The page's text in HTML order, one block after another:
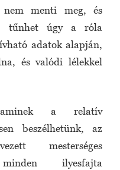
menti meg, és
tűnhet úgy a róla
adatok alapján,
és valódi lélekkel
a relatív
beszélhetünk, az
mesterséges
ilyesfajta